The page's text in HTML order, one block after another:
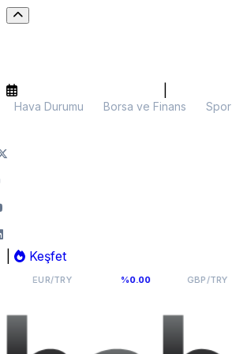
Hava Durumu Borsa ve Finans Spor
Keşfet
55,1141 GBP/TRY 64,2936